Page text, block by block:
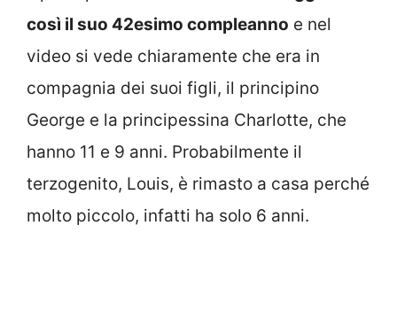
così il suo 42esimo compleanno e nel
video si vede chiaramente che era in
compagnia dei suoi figli, il principino
George e la principessina Charlotte, che
hanno 11 e 9 anni. Probabilmente il
terzogenito, Louis, è rimasto a casa perché
molto piccolo, infatti ha solo 6 anni.